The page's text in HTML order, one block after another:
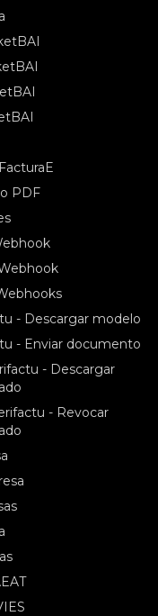
PDF
- Descargar modelo
- Enviar documento
- Descargar
- Revocar